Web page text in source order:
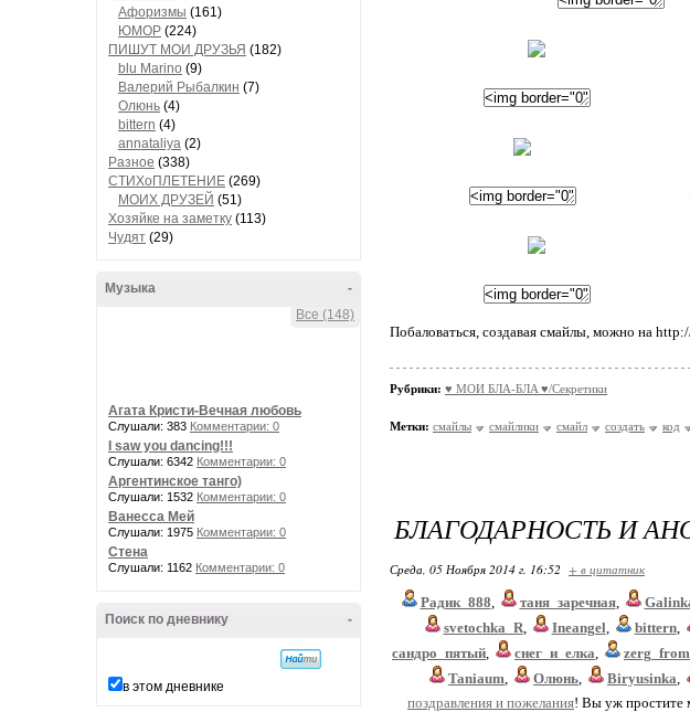
Aфоризмы (161)
ЮМОР (224)
ПИШУТ МОИ ДРУЗЬЯ (182)
blu Marino (9)
Валерий Рыбалкин (7)
Олюнь (4)
bittern (4)
annataliya (2)
Разное (338)
СТИХоПЛЕТЕНИЕ (269)
МОИХ ДРУЗЕЙ (51)
Хозяйке на заметку (113)
Чудят (29)
-
Музыка
Все (148)
Агата Кристи-Вечная любовь
Слушали: 383 Комментарии: 0
I saw you dancing!!!
Слушали: 6342 Комментарии: 0
Аргентинское танго)
Слушали: 1532 Комментарии: 0
Ванесса Мей
Слушали: 1975 Комментарии: 0
Стена
Слушали: 1162 Комментарии: 0
-
Поиск по дневнику
в этом дневнике
Побаловаться, создавая смайлы, можно на
Рубрики: ♥ МОИ БЛA-БЛA ♥/Секретики
Метки: смайлы смайлики смайл создать код
БЛАГОДАРНОСТЬ И
Среда, 05 Ноября 2014 г. 16:52 + в цитатник
Радик_888, таня_заречная,
svetochka_R, Ineangel, bittern,
сандро_пятый, снег_и_елка,
Taniaum, Олюнь, Biryusinka,
поздравления и пожелания! Вы уж простите